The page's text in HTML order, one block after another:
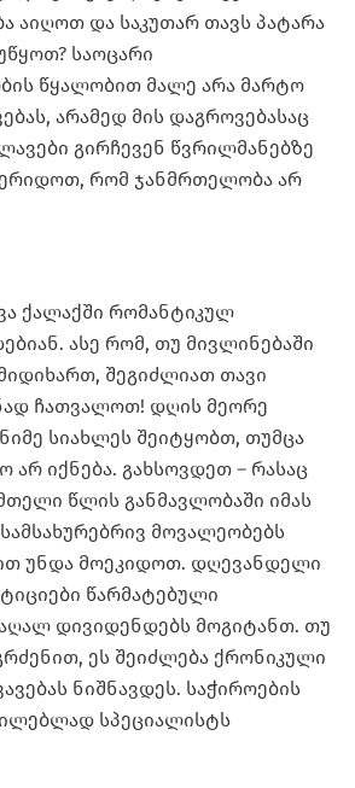
აიღოთ და საკუთარ თავს პატარა
საოცარი
წყალობით მალე არა მარტო
არამედ მის დაგროვებასაც
გირჩევენ წვრილმანებზე
რომ ჯანმრთელობა არ
ქალაქში რომანტიკულ
ასე რომ, თუ მივლინებაში
შეგიძლიათ თავი
ჩათვალოთ! დღის მეორე
სიახლეს შეიტყობთ, თუმცა
არ იქნება. გახსოვდეთ – რასაც
წლის განმავლობაში იმას
მოვალეობებს
უნდა მოეკიდოთ. დღევანდელი
წარმატებული
დივიდენდებს მოგიტანთ. თუ
ეს შეიძლება ქრონიკული
ნიშნავდეს. საჭიროების
სპეციალისტს